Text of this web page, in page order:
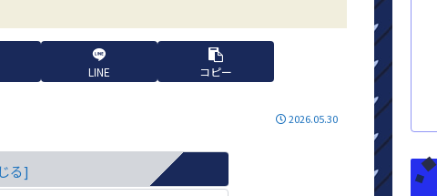
LINE コピー
2026.05.30